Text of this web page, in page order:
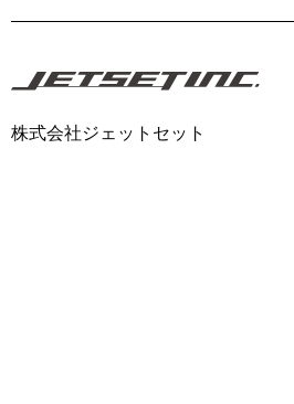
株式会社ジェットセット